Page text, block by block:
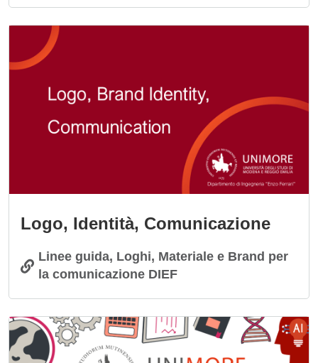
Immagine
Logo, Identità, Comunicazione
Linee guida, Loghi, Materiale e Brand per
la comunicazione DIEF
Immagine